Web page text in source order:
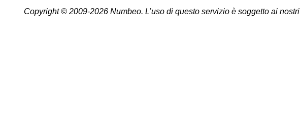
Copyright © 2009-2026 Numbeo. L’uso di questo servizio è soggetto ai nostri